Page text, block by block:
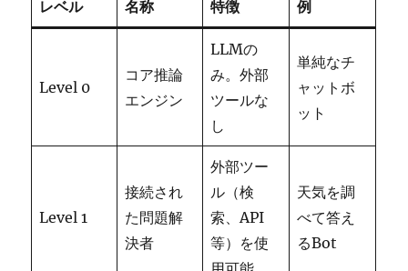
レベル 名称 特徴 例
Level 0
コア推論
エンジン
LLMの
み。外部
ツールな
し
単純なチ
ャットボ
ット
Level 1
接続され
た問題解
決者
外部ツー
ル（検
索、API
等）を使
天気を調
べて答え
るBot